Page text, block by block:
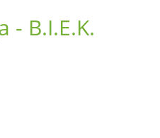
- B.I.E.K.